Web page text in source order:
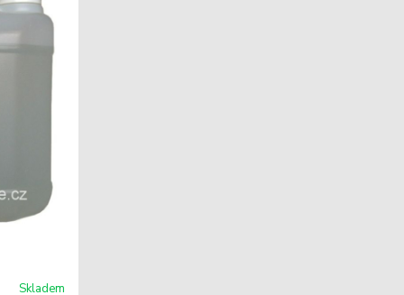
Skladem